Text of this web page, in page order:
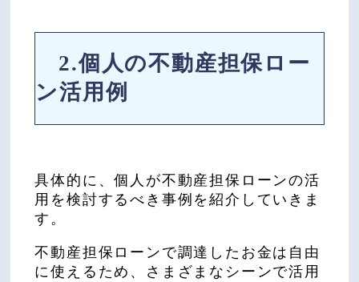
2.個人の不動産担保ロー
ン活用例
具体的に、個人が不動産担保ローンの活
用を検討するべき事例を紹介していきま
す。
不動産担保ローンで調達したお金は自由
に使えるため、さまざまなシーンで活用